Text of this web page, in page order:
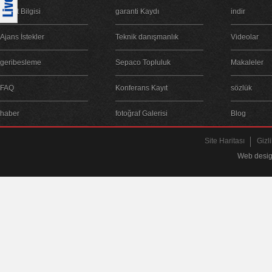
Şirket Bilgisi
Ajans İstekler
geribesleme
FAQ
haber
garanti Kaydı
Teknik danışmanlık
Sepaco Topluluk
Konferans Kayıt
fotoğraf Galerisi
indir
Videolar
Makaleler
sözlük
Blog
Site Haritası
Web